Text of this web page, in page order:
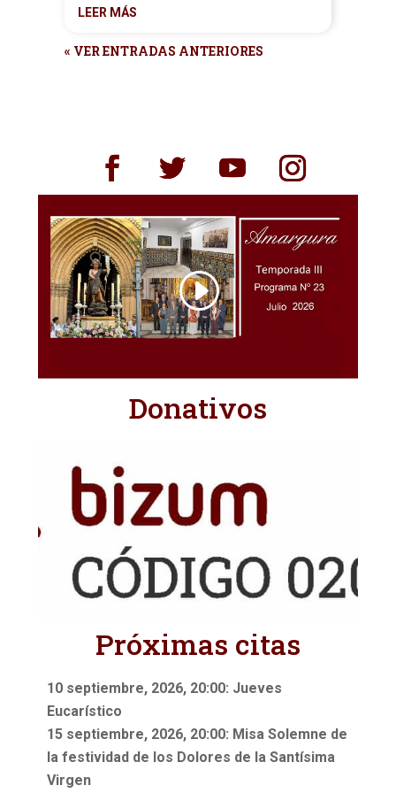
LEER MÁS
« VER ENTRADAS ANTERIORES
Donativos
Próximas citas
10 septiembre, 2026, 20:00: Jueves
Eucarístico
15 septiembre, 2026, 20:00: Misa Solemne de
la festividad de los Dolores de la Santísima
Virgen